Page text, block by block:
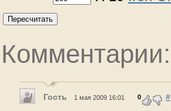
Пересчитать
Комментарии:
Гость 1 мая 2009 16:01 0 #